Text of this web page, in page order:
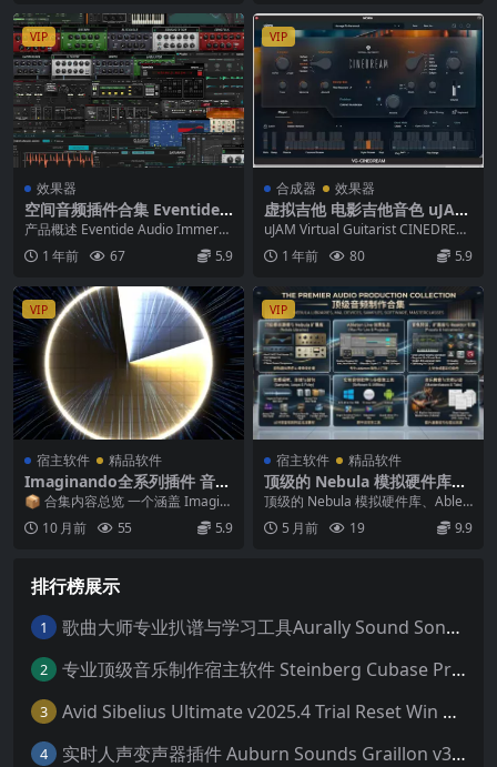
VIP
效果器
空间音频插件合集 Eventide
Audio Immersive Bundle v
产品概述 Eventide Audio Immersi
ve Bundle v20...
1 年前 67 5.9
VIP
合成器 效果器
虚拟吉他 电影吉他音色 uJAM
Virtual Guitarist CINEDREA
M v1.0.0 U2B Mac [MORiA]
uJAM Virtual Guitarist CINEDREA
M v1.0.0 ...
1 年前 80 5.9
VIP
宿主软件 精品软件
Imaginando全系列插件 音色
扩展 Complete Plugins & S
ound Packs Collection
📦 合集内容总览 一个涵盖 Imagin
ando 全系列插件与音色扩展包 的
完整...10 月前 55 5.9
VIP
宿主软件 精品软件
顶级的 Nebula 模拟硬件库、
Ableton 专属的 M4L 设备 高
质量的声音采样、软件工具以
及吉他教学谱面。
顶级的 Nebula 模拟硬件库、Ablet
on 专属的 M4L 设备 高质量的...
5 月前 19 9.9
排行榜展示
1 歌曲大师专业扒谱与学习工具Aurally Sound Song Master PRO v2.7.04 WiN
2 专业顶级音乐制作宿主软件 Steinberg Cubase Pro 14 v14.0.32 VR/R2R 原厂音源内含安装教程 [WiN MAC]（80GB+）
3 Avid Sibelius Ultimate v2025.4 Trial Reset Win 无限试用版 乐谱软件 西贝柳斯 MAC含音色库25G
4 实时人声变声器插件 Auburn Sounds Graillon v3.1.1 macOS